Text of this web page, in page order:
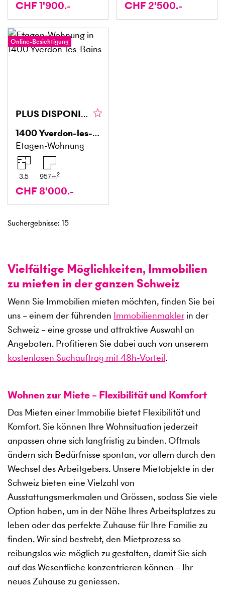
CHF 1'900.- CHF 2'500.-
Online-Besichtigung
PLUS DISPONIBLE
1400Yverdon-les-Bains
Etagen-Wohnung
3.5 957m2
CHF 8'000.-
Suchergebnisse: 15
Vielfältige Möglichkeiten, Immobilien
zu mieten in der ganzen Schweiz
Wenn Sie Immobilien mieten möchten, finden Sie bei
uns – einem der führenden Immobilienmakler in der
Schweiz – eine grosse und attraktive Auswahl an
Angeboten. Profitieren Sie dabei auch von unserem
kostenlosen Suchauftrag mit 48h-Vorteil.
Wohnen zur Miete – Flexibilität und Komfort
Das Mieten einer Immobilie bietet Flexibilität und
Komfort. Sie können Ihre Wohnsituation jederzeit
anpassen ohne sich langfristig zu binden. Oftmals
ändern sich Bedürfnisse spontan, vor allem durch den
Wechsel des Arbeitgebers. Unsere Mietobjekte in der
Schweiz bieten eine Vielzahl von
Ausstattungsmerkmalen und Grössen, sodass Sie viele
Option haben, um in der Nähe Ihres Arbeitsplatzes zu
leben oder das perfekte Zuhause für Ihre Familie zu
finden. Wir sind bestrebt, den Mietprozess so
reibungslos wie möglich zu gestalten, damit Sie sich
auf das Wesentliche konzentrieren können – Ihr
neues Zuhause zu geniessen.